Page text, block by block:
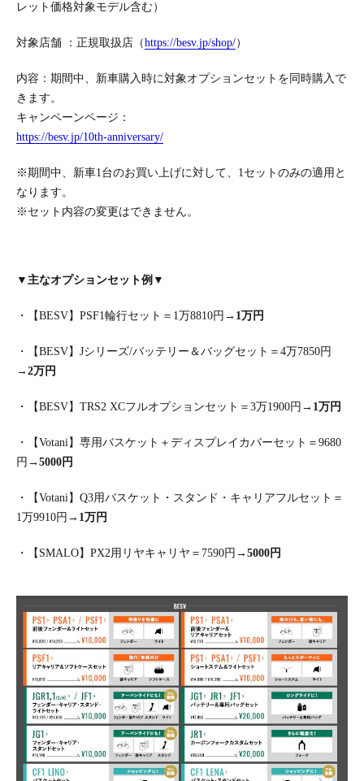
レット価格対象モデル含む）
対象店舗 ：正規取扱店（https://besv.jp/shop/）
内容：期間中、新車購入時に対象オプションセットを同時購入で
きます。
キャンペーンページ：
https://besv.jp/10th-anniversary/
※期間中、新車1台のお買い上げに対して、1セットのみの適用と
なります。
※セット内容の変更はできません。
▼主なオプションセット例▼
・【BESV】PSF1輪行セット＝1万8810円→ 1万円
・【BESV】Jシリーズ/バッテリー＆バッグセット＝4万7850円
→ 2万円
・【BESV】TRS2 XCフルオプションセット＝3万1900円→ 1万円
・【Votani】専用バスケット＋ディスプレイカバーセット＝9680
円→ 5000円
・【Votani】Q3用バスケット・スタンド・キャリアフルセット＝
1万9910円→ 1万円
・【SMALO】PX2用リヤキャリヤ＝7590円→ 5000円